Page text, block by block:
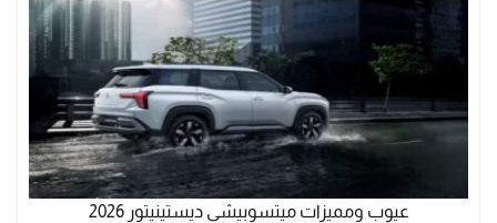
عيوب ومميزات ميتسوبيشي ديستينيتور 2026